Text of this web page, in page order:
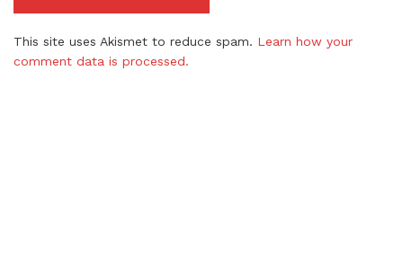
This site uses Akismet to reduce spam. Learn how your
comment data is processed.